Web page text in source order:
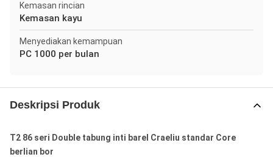
Kemasan rincian
Kemasan kayu
Menyediakan kemampuan
PC 1000 per bulan
Deskripsi Produk
T2 86 seri Double tabung inti barel Craeliu standar Core
berlian bor